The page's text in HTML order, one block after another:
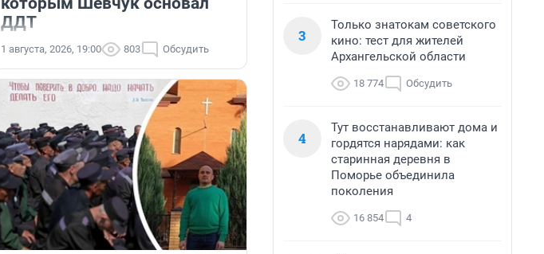
ДДТ
1 августа, 2026, 19:00 803 Обсудить
3
Только знатокам советского
кино: тест для жителей
Архангельской области
18 774 Обсудить
4
Тут восстанавливают дома и
гордятся нарядами: как
старинная деревня в
Поморье объединила
поколения
16 854 4